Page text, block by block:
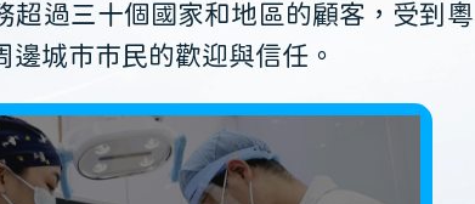
超過三十個國家和地區的顧客，受到粵
邊城市市民的歡迎與信任。